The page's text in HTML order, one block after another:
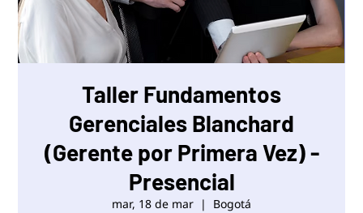
Taller Fundamentos
Gerenciales Blanchard
(Gerente por Primera Vez) -
Presencial
mar, 18 de mar
  |
Bogotá